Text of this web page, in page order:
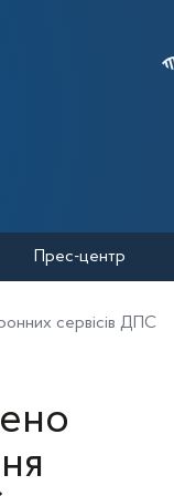
Прес-центр
сервісів ДПС